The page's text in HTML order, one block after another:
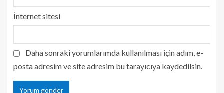
İnternet sitesi
Daha sonraki yorumlarımda kullanılması için adım, e-
posta adresim ve site adresim bu tarayıcıya kaydedilsin.